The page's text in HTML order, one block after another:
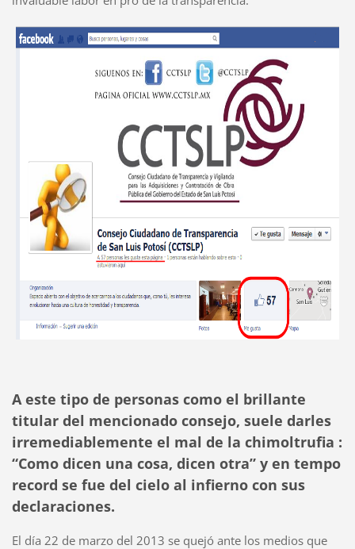
A este tipo de personas como el brillante
titular del mencionado consejo, suele darles
irremediablemente el mal de la chimoltrufia :
“Como dicen una cosa, dicen otra” y en tempo
record se fue del cielo al infierno con sus
declaraciones.
El día 22 de marzo del 2013 se quejó ante los medios que